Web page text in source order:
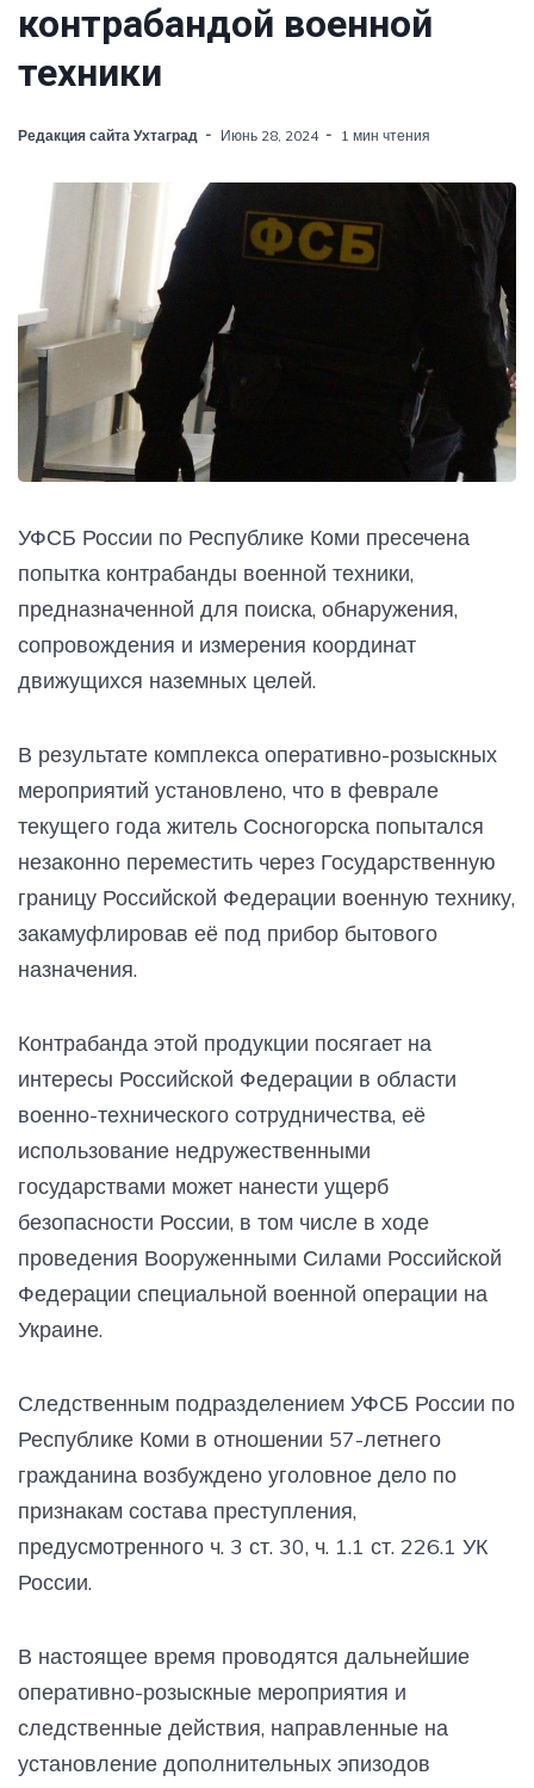
контрабандой военной
техники
Редакция сайта Ухтаград Июнь 28, 2024 1 мин чтения
УФСБ России по Республике Коми пресечена
попытка контрабанды военной техники,
предназначенной для поиска, обнаружения,
сопровождения и измерения координат
движущихся наземных целей.
В результате комплекса оперативно-розыскных
мероприятий установлено, что в феврале
текущего года житель Сосногорска попытался
незаконно переместить через Государственную
границу Российской Федерации военную технику,
закамуфлировав её под прибор бытового
назначения.
Контрабанда этой продукции посягает на
интересы Российской Федерации в области
военно-технического сотрудничества, её
использование недружественными
государствами может нанести ущерб
безопасности России, в том числе в ходе
проведения Вооруженными Силами Российской
Федерации специальной военной операции на
Украине.
Следственным подразделением УФСБ России по
Республике Коми в отношении 57-летнего
гражданина возбуждено уголовное дело по
признакам состава преступления,
предусмотренного ч. 3 ст. 30, ч. 1.1 ст. 226.1 УК
России.
В настоящее время проводятся дальнейшие
оперативно-розыскные мероприятия и
следственные действия, направленные на
установление дополнительных эпизодов